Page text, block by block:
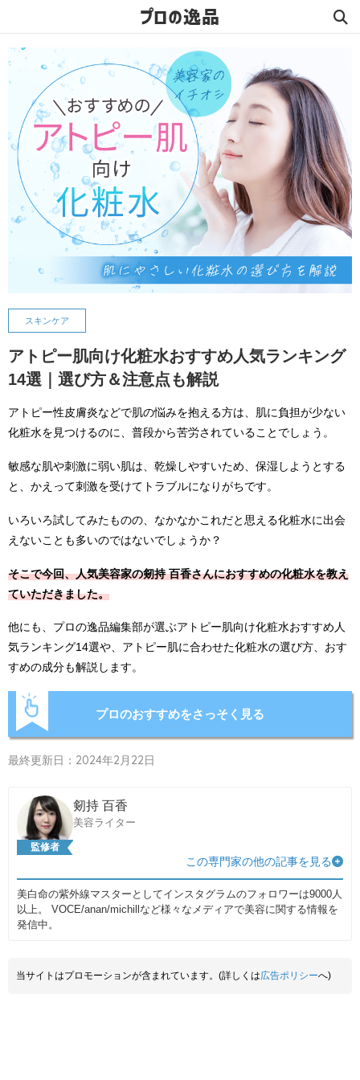
プロの逸品
スキンケア
アトピー肌向け化粧水おすすめ人気ランキング
14選｜選び方＆注意点も解説
アトピー性皮膚炎などで肌の悩みを抱える方は、肌に負担が少ない
化粧水を見つけるのに、普段から苦労されていることでしょう。
敏感な肌や刺激に弱い肌は、乾燥しやすいため、保湿しようとする
と、かえって刺激を受けてトラブルになりがちです。
いろいろ試してみたものの、なかなかこれだと思える化粧水に出会
えないことも多いのではないでしょうか？
そこで今回、人気美容家の剱持 百香さんにおすすめの化粧水を教え
ていただきました。
他にも、プロの逸品編集部が選ぶアトピー肌向け化粧水おすすめ人
気ランキング14選や、アトピー肌に合わせた化粧水の選び方、おす
すめの成分も解説します。
プロのおすすめをさっそく見る
最終更新日：2024年2月22日
監修者
剱持 百香
美容ライター
この専門家の他の記事を見る
美白命の紫外線マスターとしてインスタグラムのフォロワーは9000人
以上。 VOCE/anan/michillなど様々なメディアで美容に関する情報を
発信中。
当サイトはプロモーションが含まれています。(詳しくは広告ポリシーへ)